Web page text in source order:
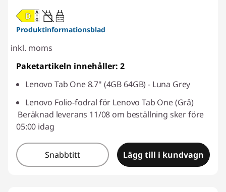
20W-60W
USB PD
Produktinformationsblad
inkl. moms
Paketartikeln innehåller: 2
Lenovo Tab One 8.7" (4GB 64GB) - Luna Grey
Lenovo Folio-fodral för Lenovo Tab One (Grå)
Beräknad leverans 11/08 om beställning sker före
05:00 idag
Snabbtitt Lägg till i kundvagn